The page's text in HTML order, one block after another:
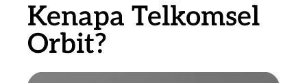
Kenapa Telkomsel
Orbit?